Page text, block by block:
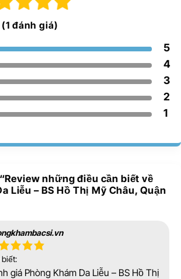
(1 đánh giá)
5
4
3
2
1
Review những điều cần biết về
Liễu – BS Hồ Thị Mỹ Châu, Quận
giá Phòng Khám Da Liễu – BS Hồ Thị